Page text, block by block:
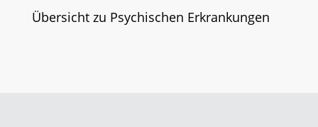
Übersicht zu Psychischen Erkrankungen